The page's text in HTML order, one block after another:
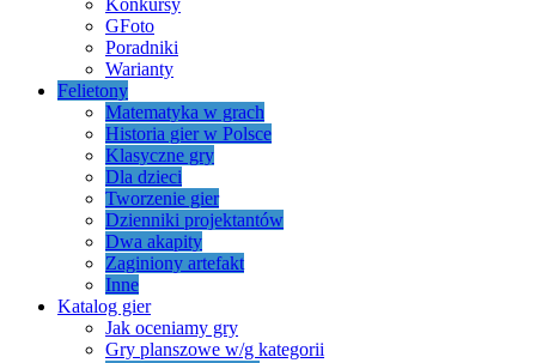
GFoto
Poradniki
Warianty
Felietony
Matematyka w grach
Historia gier w Polsce
Klasyczne gry
Dla dzieci
Tworzenie gier
Dzienniki projektantów
Dwa akapity
Zaginiony artefakt
Inne
Katalog gier
Jak oceniamy gry
Gry planszowe w/g kategorii